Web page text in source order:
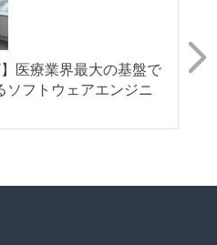
医療業界最大の基盤で
ソフトウェアエンジニ